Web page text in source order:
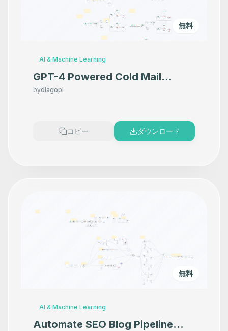
無料
AI & Machine Learning
GPT-4 Powered Cold Mail
Workflow with Fully Tailored 3-
bydiagopl
コピー ダウンロード
無料
AI & Machine Learning
Automate SEO Blog Pipeline